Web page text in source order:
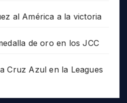
al América a la victoria
de oro en los JCC
Cruz Azul en la Leagues